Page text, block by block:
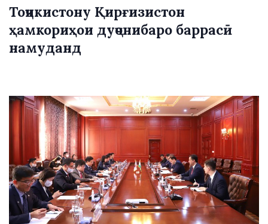
Тоҷикистону Қирғизистон
ҳамкориҳои дуҷонибаро баррасӣ
намуданд